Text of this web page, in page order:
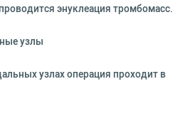
энуклеация тромбомасс.
узлы
узлах операция проходит в